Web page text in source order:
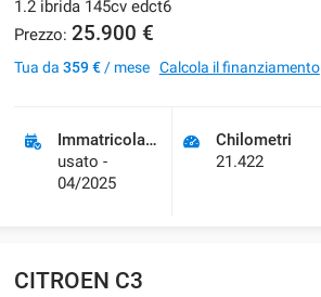
1.2 ibrida 145cv edct6
Prezzo: 25.900 €
Tua da 359 €/ mese Calcola il finanziamento
Immatricolazione
usato -
04/2025
Chilometri
21.422
CITROEN C3